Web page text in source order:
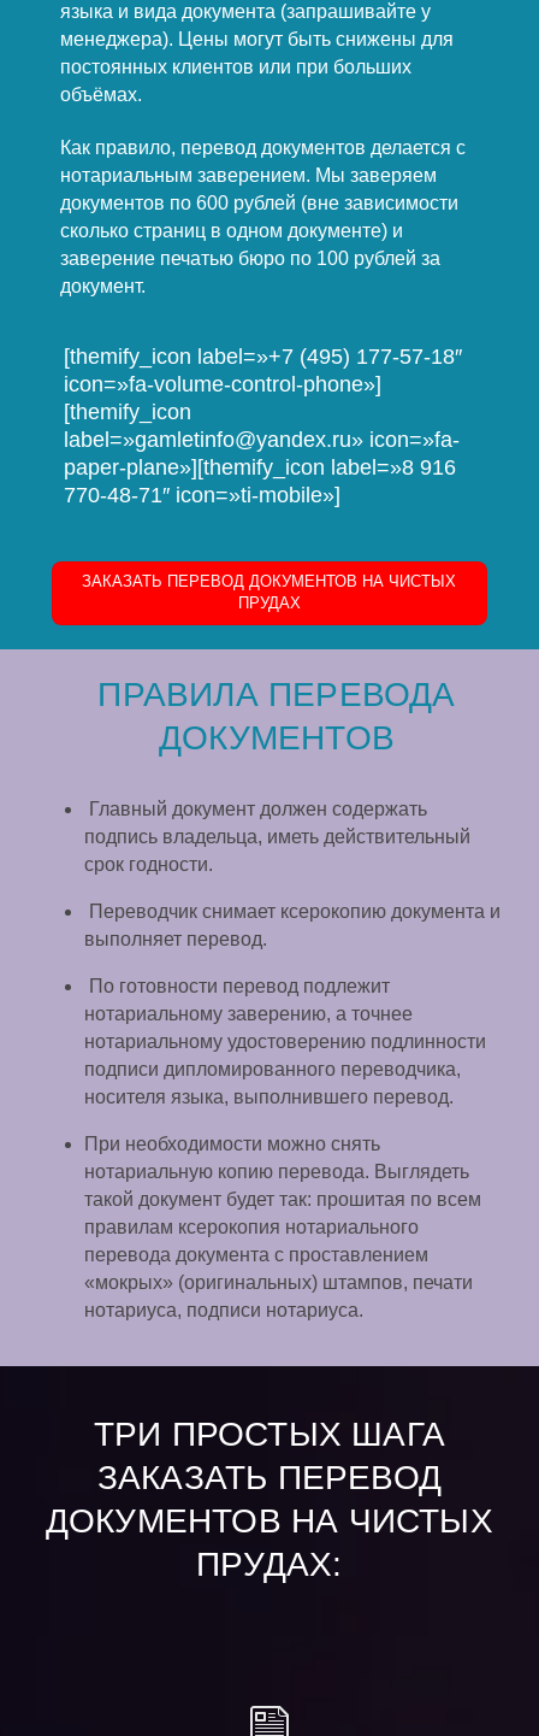
языка и вида документа (запрашивайте у
менеджера). Цены могут быть снижены для
постоянных клиентов или при больших
объёмах.
Как правило, перевод документов делается с
нотариальным заверением. Мы заверяем
документов по 600 рублей (вне зависимости
сколько страниц в одном документе) и
заверение печатью бюро по 100 рублей за
документ.
[themify_icon label=»+7 (495) 177-57-18″
icon=»fa-volume-control-phone»]
[themify_icon
label=»gamletinfo@yandex.ru» icon=»fa-
paper-plane»][themify_icon label=»8 916
770-48-71″ icon=»ti-mobile»]
ЗАКАЗАТЬ ПЕРЕВОД ДОКУМЕНТОВ НА ЧИСТЫХ
ПРУДАХ
ПРАВИЛА ПЕРЕВОДА
ДОКУМЕНТОВ
Главный документ должен содержать
подпись владельца, иметь действительный
срок годности.
Переводчик снимает ксерокопию документа и
выполняет перевод.
По готовности перевод подлежит
нотариальному заверению, а точнее
нотариальному удостоверению подлинности
подписи дипломированного переводчика,
носителя языка, выполнившего перевод.
При необходимости можно снять
нотариальную копию перевода. Выглядеть
такой документ будет так: прошитая по всем
правилам ксерокопия нотариального
перевода документа с проставлением
«мокрых» (оригинальных) штампов, печати
нотариуса, подписи нотариуса.
ТРИ ПРОСТЫХ ШАГА
ЗАКАЗАТЬ ПЕРЕВОД
ДОКУМЕНТОВ НА ЧИСТЫХ
ПРУДАХ: